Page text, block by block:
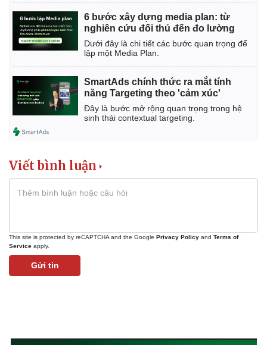
6 bước xây dựng media plan: từ
nghiên cứu đối thủ đến đo lường
Dưới đây là chi tiết các bước quan trọng để
lập một Media Plan.
SmartAds chính thức ra mắt tính
năng Targeting theo 'cảm xúc'
Đây là bước mở rộng quan trọng trong hệ
sinh thái contextual targeting.
Viết bình luận
This site is protected by reCAPTCHA and the Google Privacy Policy and Terms of
Service apply.
Gửi tin